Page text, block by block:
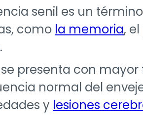
senil es un
como la memoria,
presenta con
normal del
y lesiones